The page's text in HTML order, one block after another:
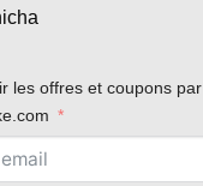
les offres et coupons par